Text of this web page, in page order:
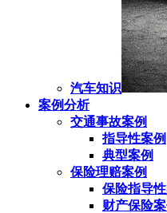
汽车知识
案例分析
交通事故案例
指导性案例
典型案例
保险理赔案例
保险指导
财产保险案